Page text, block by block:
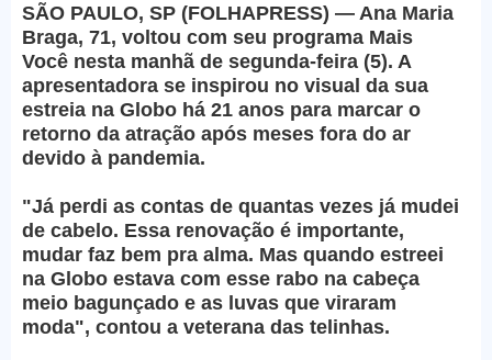
SÃO PAULO, SP (FOLHAPRESS) — Ana Maria
Braga, 71, voltou com seu programa Mais
Você nesta manhã de segunda-feira (5). A
apresentadora se inspirou no visual da sua
estreia na Globo há 21 anos para marcar o
retorno da atração após meses fora do ar
devido à pandemia.
"Já perdi as contas de quantas vezes já mudei
de cabelo. Essa renovação é importante,
mudar faz bem pra alma. Mas quando estreei
na Globo estava com esse rabo na cabeça
meio bagunçado e as luvas que viraram
moda", contou a veterana das telinhas.